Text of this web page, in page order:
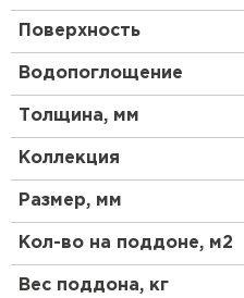
данных материалов
привлекательные
любая дорожка будет
срок службы – главные
продукции. Размеры
Купить
магазине СтройМаркет
магазине по выгодной
Поверхность
Водопоглощение
Толщина, мм
Коллекция
Размер, мм
Кол-во на поддоне, м2
Вес поддона, кг